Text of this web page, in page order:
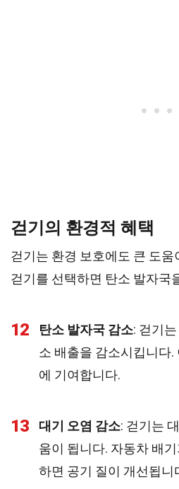
걷기의 환경적 혜택
걷기는 환경 보호에도 큰 도움
걷기를 선택하면 탄소 발자국
12 탄소 발자국 감소: 걷기
소 배출을 감소시킵니다.
에 기여합니다.
13 대기 오염 감소: 걷기는
움이 됩니다. 자동차 배
하면 공기 질이 개선됩니